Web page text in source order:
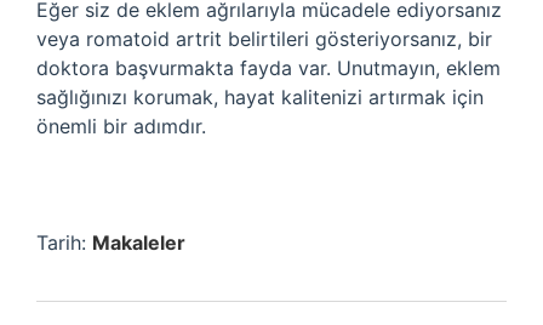
Eğer siz de eklem ağrılarıyla mücadele ediyorsanız
veya romatoid artrit belirtileri gösteriyorsanız, bir
doktora başvurmakta fayda var. Unutmayın, eklem
sağlığınızı korumak, hayat kalitenizi artırmak için
önemli bir adımdır.
Tarih: Makaleler